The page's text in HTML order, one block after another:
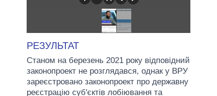
РЕЗУЛЬТАТ
Станом на березень 2021 року відповідний
законопроект не розглядався, однак у ВРУ
зареєстровано законопроект про державну
реєстрацію суб'єктів лобіювання та